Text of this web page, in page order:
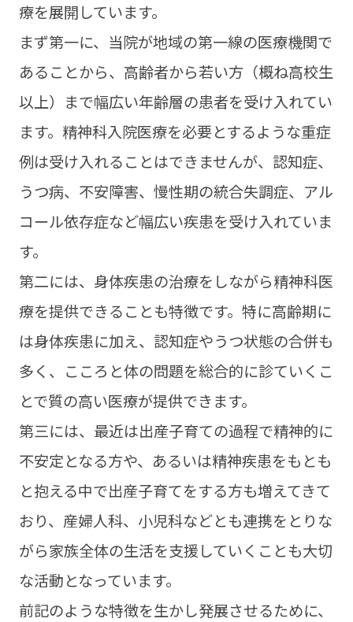
療を展開しています。
まず第一に、当院が地域の第一線の医療機関で
あることから、高齢者から若い方（概ね高校生
以上）まで幅広い年齢層の患者を受け入れてい
ます。精神科入院医療を必要とするような重症
例は受け入れることはできませんが、認知症、
うつ病、不安障害、慢性期の統合失調症、アル
コール依存症など幅広い疾患を受け入れていま
す。
第二には、身体疾患の治療をしながら精神科医
療を提供できることも特徴です。特に高齢期に
は身体疾患に加え、認知症やうつ状態の合併も
多く、こころと体の問題を総合的に診ていくこ
とで質の高い医療が提供できます。
第三には、最近は出産子育ての過程で精神的に
不安定となる方や、あるいは精神疾患をもとも
と抱える中で出産子育てをする方も増えてきて
おり、産婦人科、小児科などとも連携をとりな
がら家族全体の生活を支援していくことも大切
な活動となっています。
前記のような特徴を生かし発展させるために、